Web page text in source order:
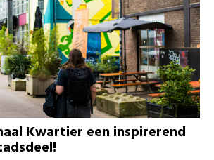
Kwartier een inspirerend